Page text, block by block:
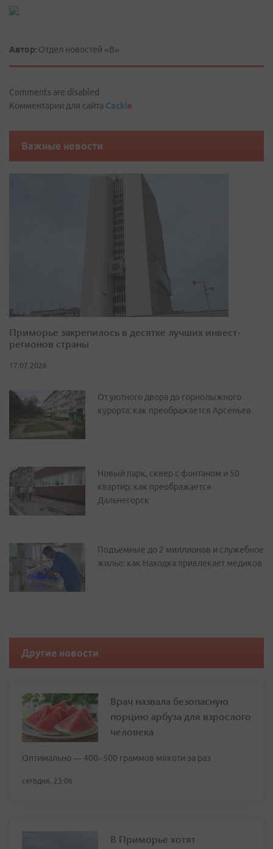
Автор: Отдел новостей «В»
Comments are disabled
Комментарии для сайта Cackle
Важные новости
Приморье закрепилось в десятке лучших инвест-
регионов страны
17.07.2026
От уютного двора до горнолыжного
курорта: как преображается Арсеньев
Новый парк, сквер с фонтаном и 50
квартир: как преображается
Дальнегорск
Подъемные до 2 миллионов и служебное
жилье: как Находка привлекает медиков
Другие новости
Врач назвала безопасную
порцию арбуза для взрослого
человека
Оптимально — 400–500 граммов мякоти за раз
сегодня, 23:06
В Приморье хотят